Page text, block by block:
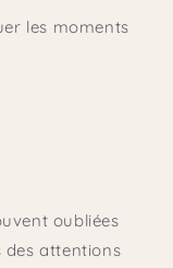
les moments
oubliées
des attentions